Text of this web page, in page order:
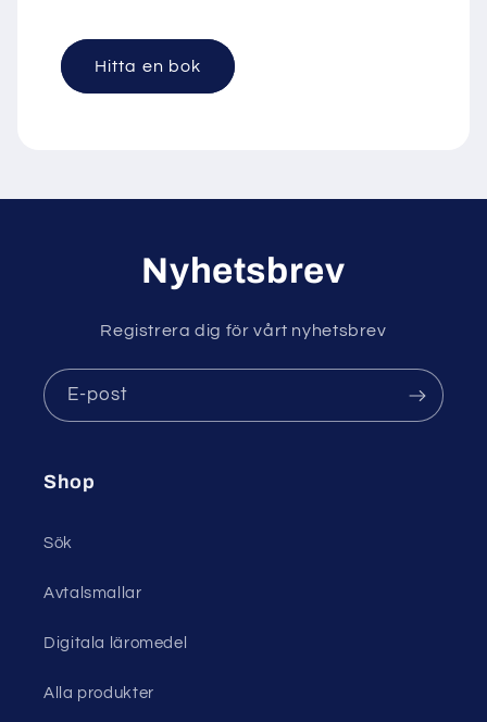
Hitta en bok
Nyhetsbrev
Registrera dig för vårt nyhetsbrev
E-post
Shop
Sök
Avtalsmallar
Digitala läromedel
Alla produkter